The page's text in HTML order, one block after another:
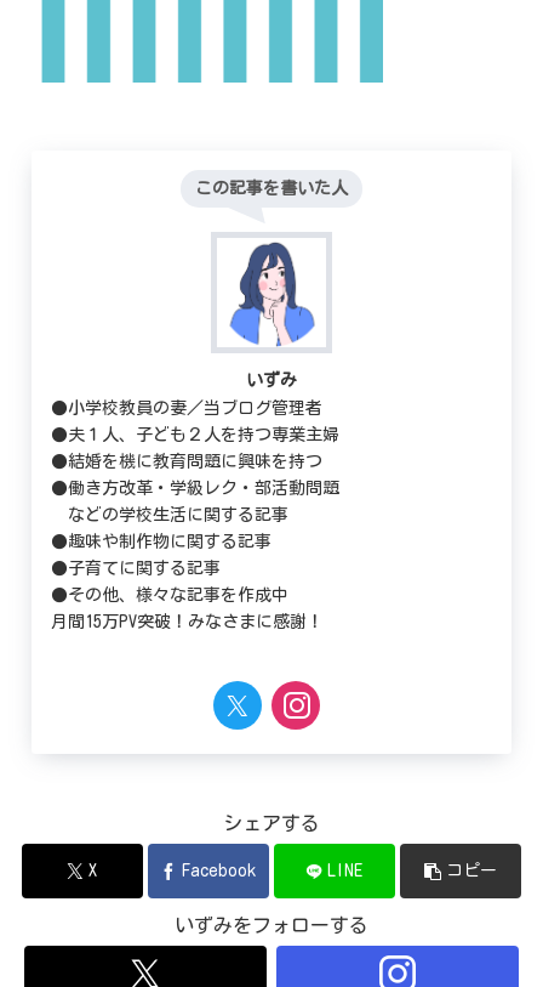
この記事を書いた人
いずみ
●小学校教員の妻／当ブログ管理者
●夫１人、子ども２人を持つ専業主婦
●結婚を機に教育問題に興味を持つ
●働き方改革・学級レク・部活動問題
などの学校生活に関する記事
●趣味や制作物に関する記事
●子育てに関する記事
●その他、様々な記事を作成中
月間15万PV突破！みなさまに感謝！
シェアする
X Facebook LINE コピー
いずみをフォローする